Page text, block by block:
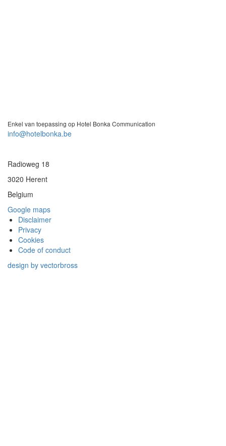
Enkel van toepassing op Hotel Bonka Communication
info@hotelbonka.be
Radioweg 18
3020 Herent
Belgium
Google maps
Disclaimer
Privacy
Cookies
Code of conduct
design by vectorbross